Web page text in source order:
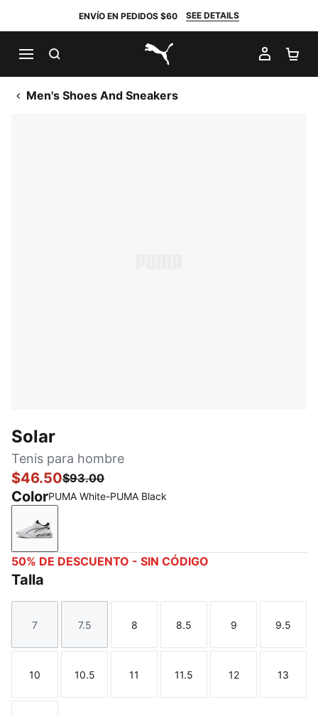
ENVÍO EN PEDIDOS $60 SEE DETAILS
PUMA.com
MI
Men's Shoes And Sneakers
Solar
Tenis para hombre
$46.50$93.00
ColorPUMA White-PUMA Black
PUMA White-PUMA Black
50% DE DESCUENTO - SIN CÓDIGO
Talla
Talla
7
Talla
7.5
Talla
8
Talla
8.5
Talla
9
Talla
9.5
Talla
10
Talla
10.5
Talla
11
Talla
11.5
Talla
12
Talla
13